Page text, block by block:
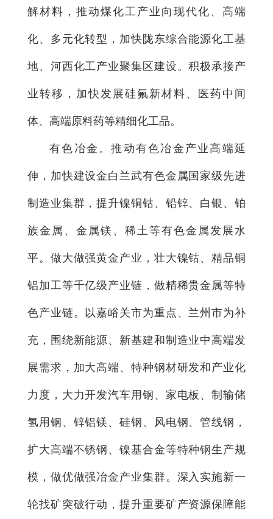
解材料，推动煤化工产业向现代化、高端
化、多元化转型，加快陇东综合能源化工基
地、河西化工产业聚集区建设。积极承接产
业转移，加快发展硅氟新材料、医药中间
体、高端原料药等精细化工品。
有色冶金。推动有色冶金产业高端延
伸，加快建设金白兰武有色金属国家级先进
制造业集群，提升镍铜钴、铅锌、白银、铂
族金属、金属镁、稀土等有色金属发展水
平。做大做强黄金产业，壮大镍钴、精品铜
铝加工等千亿级产业链，做精稀贵金属等特
色产业链。以嘉峪关市为重点、兰州市为补
充，围绕新能源、新基建和制造业中高端发
展需求，加大高端、特种钢材研发和产业化
力度，大力开发汽车用钢、家电板、制输储
氢用钢、锌铝镁、硅钢、风电钢、管线钢，
扩大高端不锈钢、镍基合金等特种钢生产规
模，做优做强冶金产业集群。深入实施新一
轮找矿突破行动，提升重要矿产资源保障能